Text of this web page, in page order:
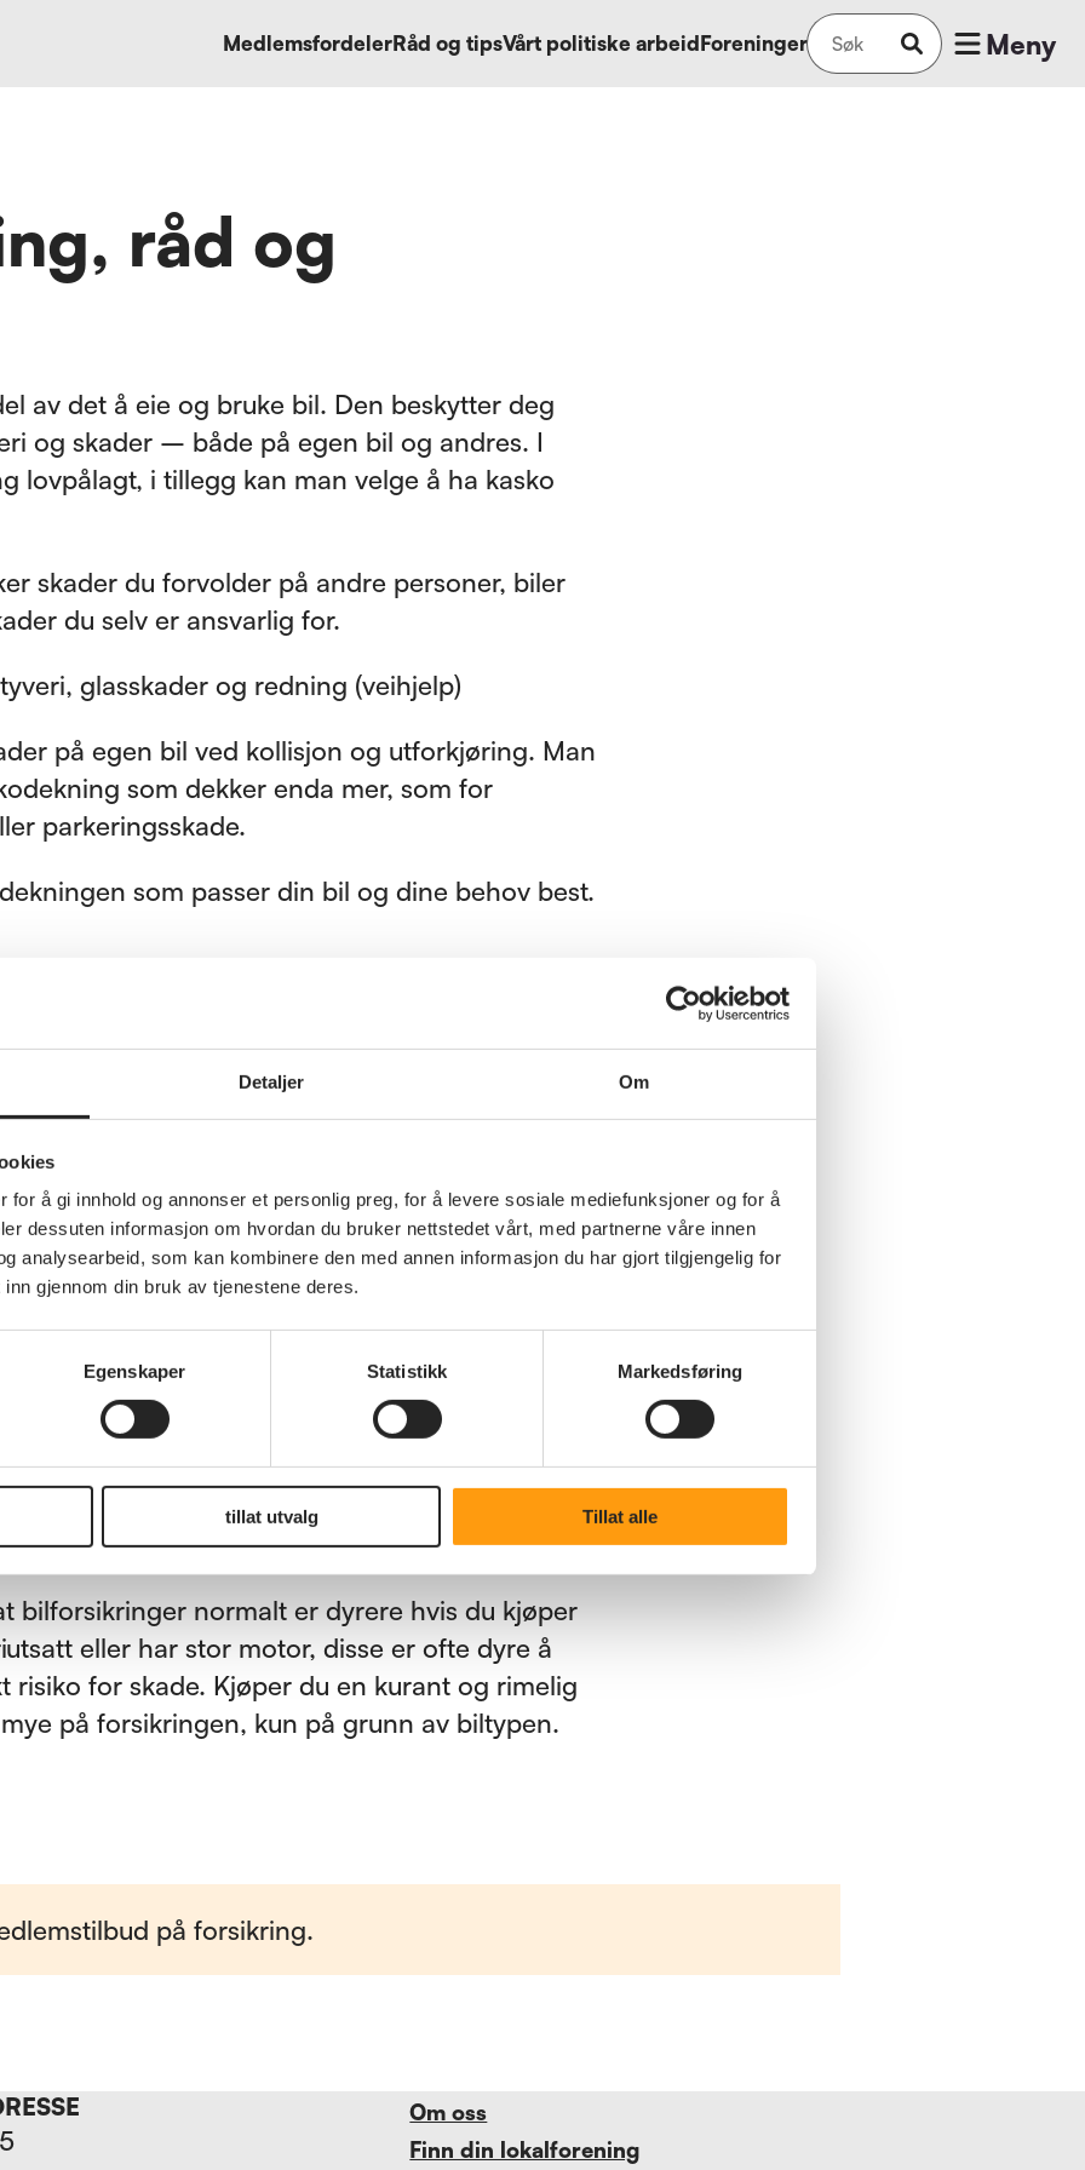
Detaljer Om
for å gi innhold og annonser et personlig preg, for å levere sosiale mediefunksjoner og for å
dessuten informasjon om hvordan du bruker nettstedet vårt, med partnerne våre innen
analysearbeid, som kan kombinere den med annen informasjon du har gjort tilgjengelig for
gjennom din bruk av tjenestene deres.
Egenskaper Statistikk Markedsføring
tillat utvalg Tillat alle
MedlemsfordelerRåd og tipsVårt politiske arbeidForeninger Meny
råd og
av det å eie og bruke bil. Den beskytter deg
og skader – både på egen bil og andres. I
lovpålagt, i tillegg kan man velge å ha kasko
skader du forvolder på andre personer, biler
du selv er ansvarlig for.
glasskader og redning (veihjelp)
på egen bil ved kollisjon og utforkjøring. Man
som dekker enda mer, som for
parkeringsskade.
som passer din bil og dine behov best.
og det kan være mye å spare ved å sjekke
årlig. Prisen settes blant annet utfra bonus
biltype, motorstørrelse, bosted og alder.
opplysningene når du sjekker pris, slik at
grunnlag.
fra flere selskap, vurder følgende:
Hvis du likevel skal ut på en eller
selskapet og justere opp kjørelengden.
på forsikringen for å få
som kan føre til lavere pris. Dette kan
i egen garasje, bilalarm og ingen førere
bilforsikringer normalt er dyrere hvis du kjøper
eller har stor motor, disse er ofte dyre å
risiko for skade. Kjøper du en kurant og rimelig
på forsikringen, kun på grunn av biltypen.
på forsikring.
Om oss
Finn din lokalforening